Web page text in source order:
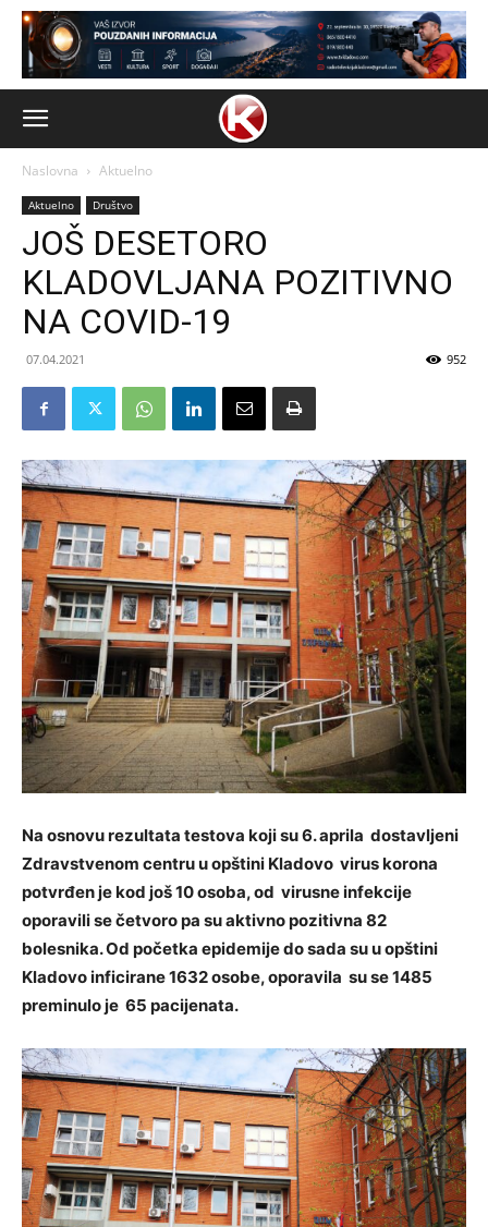
Naslovna Aktuelno
Aktuelno Društvo
JOŠ DESETORO
KLADOVLJANA POZITIVNO
NA COVID-19
07.04.2021 952
Na osnovu rezultata testova koji su 6. aprila dostavljeni
Zdravstvenom centru u opštini Kladovo virus korona
potvrđen je kod još 10 osoba, od virusne infekcije
oporavili se četvoro pa su aktivno pozitivna 82
bolesnika. Od početka epidemije do sada su u opštini
Kladovo inficirane 1632 osobe, oporavila su se 1485
preminulo je 65 pacijenata.